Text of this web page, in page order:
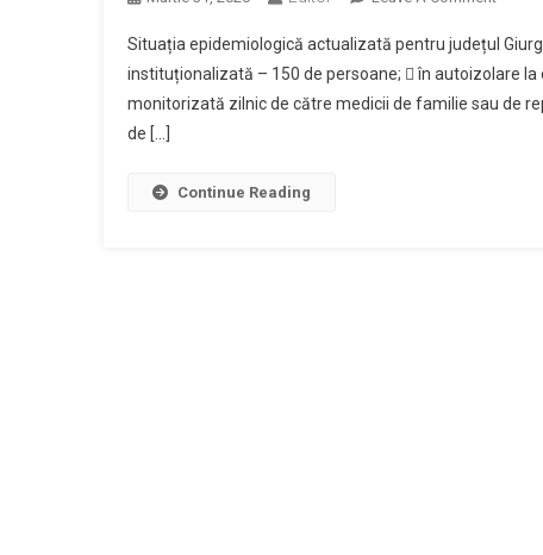
De
Presa
–
Situația epidemiologică actualizată pentru județul
instituționalizată – 150 de persoane;  în autoizolare
monitorizată zilnic de către medicii de familie sau de
de […]
Continue Reading